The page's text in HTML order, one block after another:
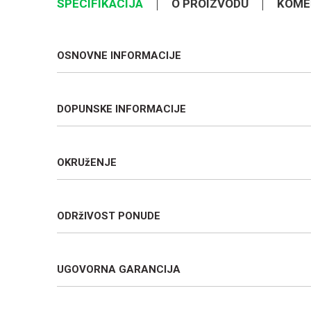
SPECIFIKACIJA O PROIZVODU
OSNOVNE INFORMACIJE
DOPUNSKE INFORMACIJE
OKRUžENJE
ODRžIVOST PONUDE
UGOVORNA GARANCIJA